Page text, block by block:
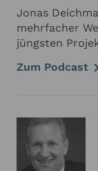
Jonas
mehrfacher
jüngsten
America Twice
Zum Podcast